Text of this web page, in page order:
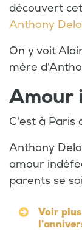
découvert
Anthony
On y voit
mère
Amour
C'est à Paris
Anthony
amour
parents se
Voir